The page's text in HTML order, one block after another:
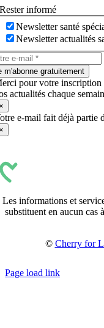
Rester informé
Newsletter santé
Newsletter actualités
m'abonne gratuitement
pour votre inscription
actualités chaque
e-mail fait déjà partie
Les informations et
substituent en aucun cas
© Cherry for
Page load link